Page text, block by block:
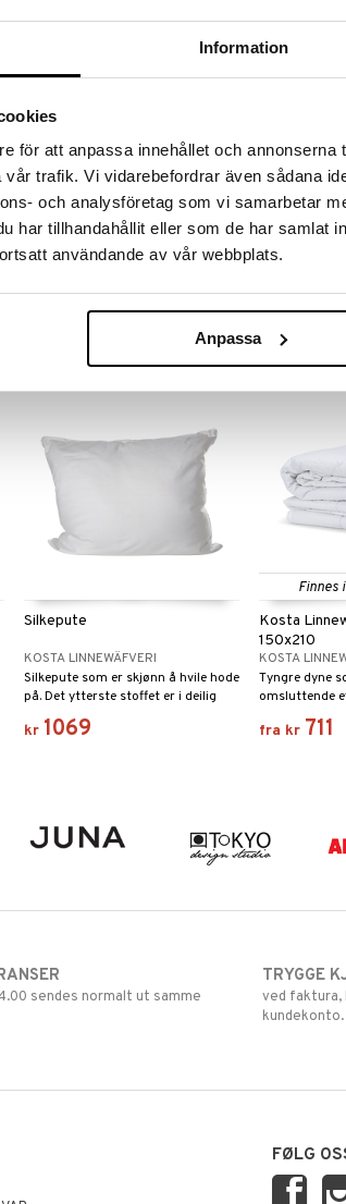
Information
för att anpassa innehållet och
trafik. Vi vidarebefordrar även sådana
och analysföretag som vi samarbetar
har tillhandahållit eller som de har samlat
användande av vår webbplats.
Anpassa
Pute Mikrofiber Høy 50x60
LORD NELSON
Dekke
150x210
LORD NELSON
399
Silkepute
KOSTA LINNEWÄFVERI
Silkepute som er skjønn å hvile hode
på. Det ytterste stoffet er i deilig
myk bomull percale. Fyllingen består
av luksuriøs Tussah-silke og
kr 1069
Finnes
Kosta
150x210
KOSTA
Tyngre dyne
omsluttende
bidrar til
former seg
fra kr 711
sendes normalt ut samme
TRYGGE
ved
kundekonto.
FØLG